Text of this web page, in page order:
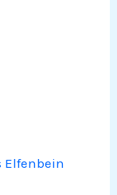
Elfenbein